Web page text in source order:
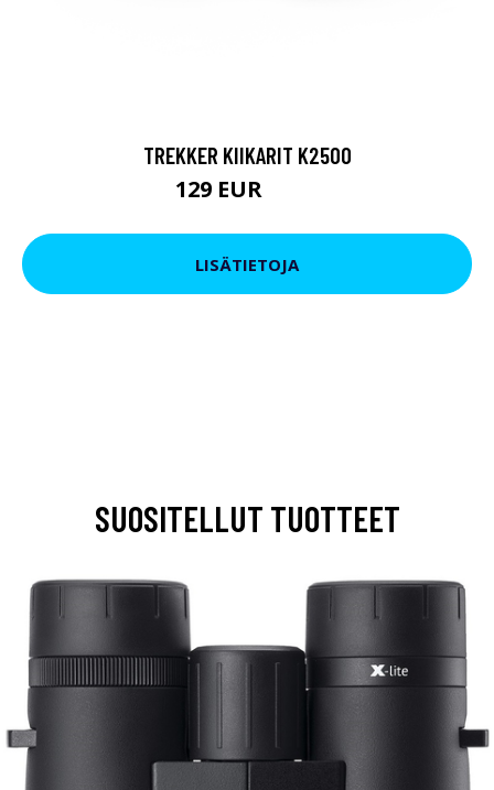
TREKKER KIIKARIT K2500
129 EUR
LISÄTIETOJA
SUOSITELLUT TUOTTEET